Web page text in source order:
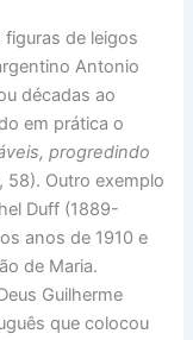
de leigos
Antonio
décadas ao
em prática o
progredindo
58). Outro exemplo
Duff (1889-
anos de 1910 e
de Maria.
Guilherme
que colocou